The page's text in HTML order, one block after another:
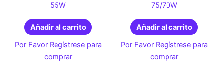
55W
Añadir al carrito
Por Favor Regístrese para
comprar
75/70W
Añadir al carrito
Por Favor Regístrese para
comprar